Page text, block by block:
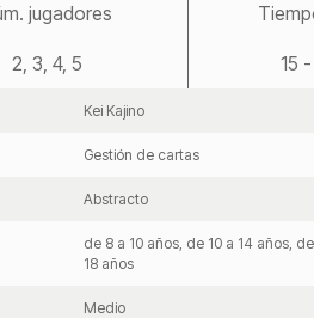
jugadores
2, 3, 4, 5 15
Kei Kajino
Gestión de cartas
Abstracto
de 8 a 10 años, de 10 a 14 años,
18 años
Medio